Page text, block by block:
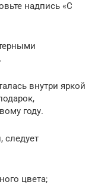
надпись «С
внутри яркой
году.
следует
цвета;